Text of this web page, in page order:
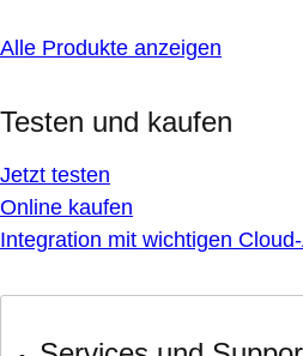
Alle Produkte anzeigen
Testen und kaufen
Jetzt testen
Online kaufen
Integration mit wichtigen